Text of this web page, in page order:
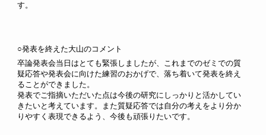
す。
○発表を終えた大山のコメント
卒論発表会当日はとても緊張しましたが、これまでのゼミでの質
疑応答や発表会に向けた練習のおかげで、落ち着いて発表を終え
ることができました。
発表でご指摘いただいた点は今後の研究にしっかりと活かしてい
きたいと考えています。また質疑応答では自分の考えをより分か
りやすく表現できるよう、今後も頑張りたいです。